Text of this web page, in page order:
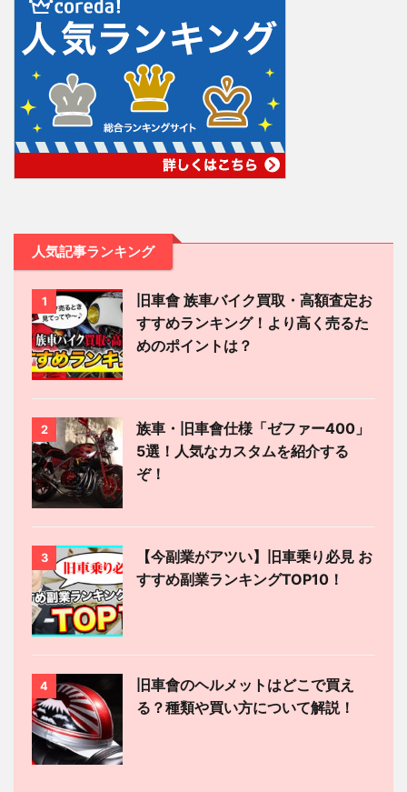
人気記事ランキング
1
旧車會 族車バイク買取・高額査定お
すすめランキング！より高く売るた
めのポイントは？
2
族車・旧車會仕様「ゼファー400」
5選！人気なカスタムを紹介する
ぞ！
3
【今副業がアツい】旧車乗り必見 お
すすめ副業ランキングTOP10！
4
旧車會のヘルメットはどこで買え
る？種類や買い方について解説！